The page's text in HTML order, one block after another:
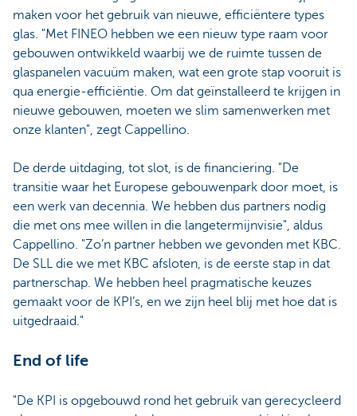
maken voor het gebruik van nieuwe, efficiëntere types
glas. "Met FINEO hebben we een nieuw type raam voor
gebouwen ontwikkeld waarbij we de ruimte tussen de
glaspanelen vacuüm maken, wat een grote stap vooruit is
qua energie-efficiëntie. Om dat geïnstalleerd te krijgen in
nieuwe gebouwen, moeten we slim samenwerken met
onze klanten", zegt Cappellino.
De derde uitdaging, tot slot, is de financiering. "De
transitie waar het Europese gebouwenpark door moet, is
een werk van decennia. We hebben dus partners nodig
die met ons mee willen in die langetermijnvisie", aldus
Cappellino. "Zo’n partner hebben we gevonden met KBC.
De SLL die we met KBC afsloten, is de eerste stap in dat
partnerschap. We hebben heel pragmatische keuzes
gemaakt voor de KPI’s, en we zijn heel blij met hoe dat is
uitgedraaid."
End of life
"De KPI is opgebouwd rond het gebruik van gerecycleerd